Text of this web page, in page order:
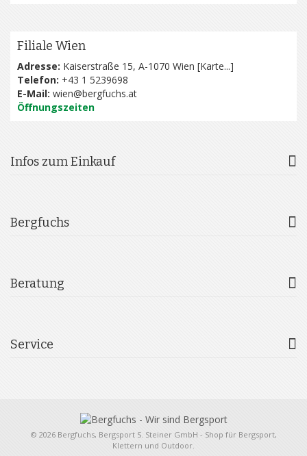
Filiale Wien
Adresse: Kaiserstraße 15, A-1070 Wien [Karte...]
Telefon: +43 1 5239698
E-Mail: wien@bergfuchs.at
Öffnungszeiten
Infos zum Einkauf
Bergfuchs
Beratung
Service
© 2026 Bergfuchs, Bergsport S. Steiner GmbH - Shop für Bergsport,
Klettern und Outdoor.